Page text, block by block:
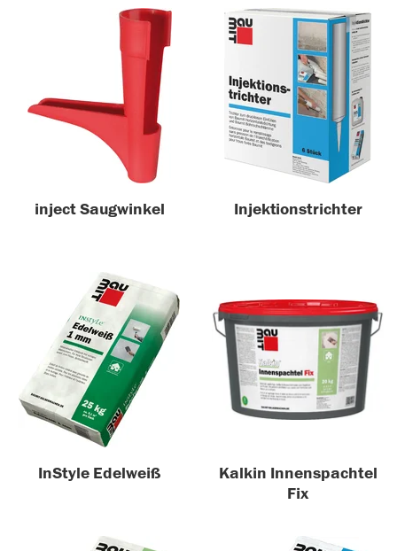
inject Saugwinkel Injektionstrichter
InStyle Edelweiß
Kalkin Innenspachtel
Fix